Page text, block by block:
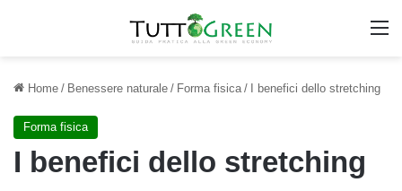
Home / Benessere naturale / Forma fisica / I benefici dello stretching
Forma fisica
I benefici dello stretching